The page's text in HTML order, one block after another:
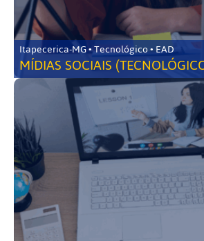
Itapecerica-MG • Tecnológico • EAD
MÍDIAS SOCIAIS